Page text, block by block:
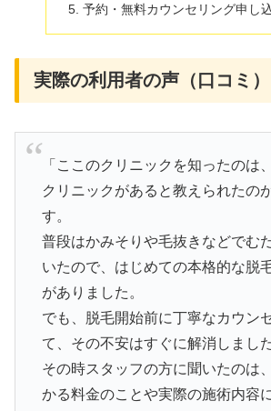
予約・無料カウンセリング申し
実際の利用者の声（口コミ）
「ここのクリニックを知ったのは
クリニックがあると教えられたの
す。
普段はかみそりや毛抜きなどでむ
いたので、はじめての本格的な脱
がありました。
でも、脱毛開始前に丁寧なカウン
て、その不安はすぐに解消しました
その時スタッフの方に聞いたのは
かる料金のことや実際の施術内容